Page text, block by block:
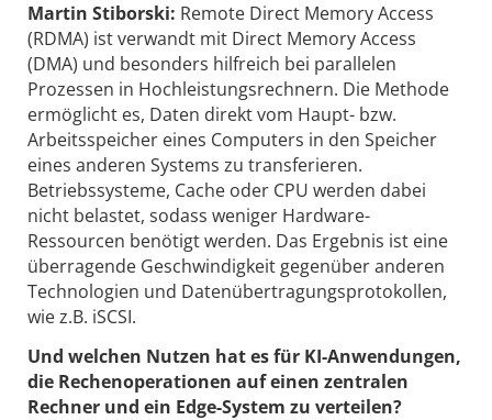
Martin Stiborski: Remote Direct Memory Access
(RDMA) ist verwandt mit Direct Memory ­Access
(DMA) und besonders hilfreich bei parallelen
Prozessen in Hochleistungsrechnern. Die Methode
ermöglicht es, Daten direkt vom Haupt- bzw.
Arbeitsspeicher eines Computers in den Speicher
eines anderen Systems zu transferieren.
Betriebssysteme, Cache oder CPU werden ­dabei
nicht belastet, sodass weniger Hardware-
Ressourcen benötigt werden. Das Ergebnis ist eine
überragende Geschwindigkeit gegenüber anderen
Technologien und Datenübertragungsprotokollen,
wie z.B. iSCSI.
Und welchen Nutzen hat es für KI-Anwendungen,
die Rechenoperationen auf einen zentralen
Rechner und ein Edge-System zu verteilen?